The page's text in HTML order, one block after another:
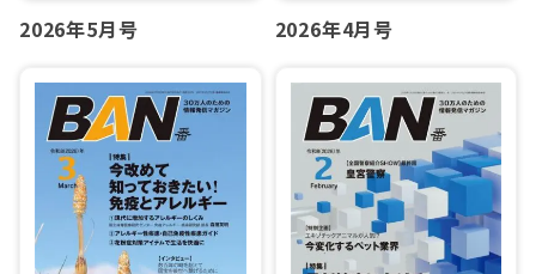
2026年5月号 2026年4月号